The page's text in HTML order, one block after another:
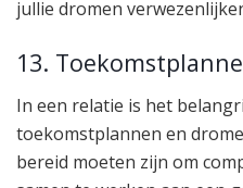
jullie dromen
13.
In een relatie is het
toekomstplannen en
bereid moeten zijn om